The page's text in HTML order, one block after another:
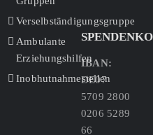
Verselbständigungsgruppe
Ambulante
Erziehungshilfen
Inobhutnahmestellen
IBAN:
DE07
5709 2800
0206 5289
66